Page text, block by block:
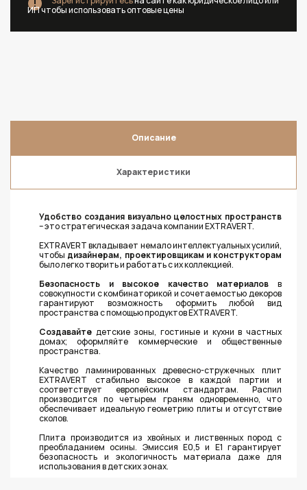
ИП чтобы использовать оптовые цены
Описание
Характеристики
Удобство создания визуально целостных пространств
– это стратегическая задача компании EXTRAVERT.
EXTRAVERT вкладывает немало интеллектуальных усилий,
чтобы дизайнерам, проектировщикам и конструкторам
было легко творить и работать с их коллекцией.
Безопасность и высокое качество материалов в
совокупности с комбинаторикой и сочетаемостью декоров
гарантируют возможность оформить любой вид
пространства с помощью продуктов EXTRAVERT.
Создавайте детские зоны, гостиные и кухни в частных
домах; оформляйте коммерческие и общественные
пространства.
Качество ламинированных древесно-стружечных плит
EXTRAVERT стабильно высокое в каждой партии и
соответствует европейским стандартам. Распил
производится по четырем граням одновременно, что
обеспечивает идеальную геометрию плиты и отсутствие
сколов.
Плита производится из хвойных и лиственных пород с
преобладанием осины. Эмиссия Е0,5 и Е1 гарантирует
безопасность и экологичность материала даже для
использования в детских зонах.